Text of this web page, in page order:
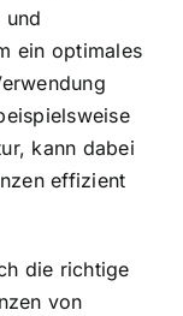
und
ein optimales
kann dabei
effizient
die richtige
von